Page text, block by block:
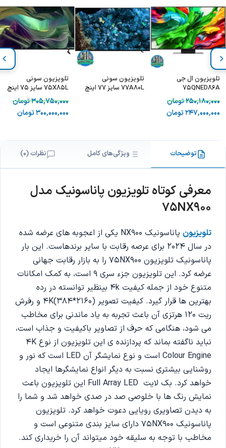
تلویزیون ال جی
75QNED86A
250,180,000تومان
247,000,000تومان
تلویزیون سونی
77A80L سایز 77 اینچ
تلویزیون سونی
75X85L سایز 75 اینچ
305,750,000تومان
300,000,000تومان
توضیحات ویژگی‌های کامل نظرات (0)
معرفی کوتاه تلویزیون پاناسونیک مدل
75NX900
تلویزیون
پاناسونیک NX900 یکی از اعجوبه های عرضه شده
در سال 2024 برای عرصه رقابت با سایر برندهاست. این بار
پاناسونیک تلویزیون 75NX900 را به بازار رقابت جهانی
عرضه کرد. این تلویزیون جزء سری 9 است، به کمک امکانات
متنوع خود از جمله کیفیت 4k بینظیر توانسته در رده
بهترین ها قرار گیرد. کیفیت تصویر 4K(384*2160) و رفرش
ریت 120 هرتزی آن باعث تجربه به یاد ماندنی برای مخاطب
می ‌شود، هنگامی که حرف از تصاویر باکیفیت و جذاب است،
نباید ناگفته بماند که پردازنده ی این تلویزیون از نوع 4K
Colour Engine است و نوع نمایشگر آن LED است که نور و
روشنایی بیشتری نسبت به دیگر انواع نمایشگرها ایجاد
خواهد کرد. بک لایت Full Array LED این تلویزیون باعث
نمایش رنگ ها با خلوصی صد در صدی خواهد شد و شما را
به دیدن تصاویری رویایی دعوت خواهد کرد. تلویزیون
پاناسونیک 75NX900 دارای سایز بندی متنوعی است و
مخاطب با توجه به سلیقه خود میتواند آن را خریداری کند.